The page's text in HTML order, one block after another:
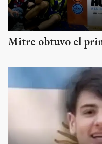
Mitre obtuvo el